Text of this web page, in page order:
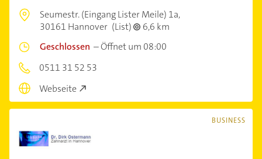
Seumestr. (Eingang Lister Meile) 1a,
30161 Hannover (List)
6,6 km
Geschlossen –Öffnet um 08:00
0511 31 52 53
Webseite
BUSINESS